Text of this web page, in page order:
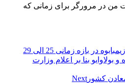
من در مرورگر برای زمانی که
نمایشگاه بین المللی زیمبابوه در بازه زمانی 25 الی 29
و بولاوایو بنا بر اعلام وزارت
کشور Next